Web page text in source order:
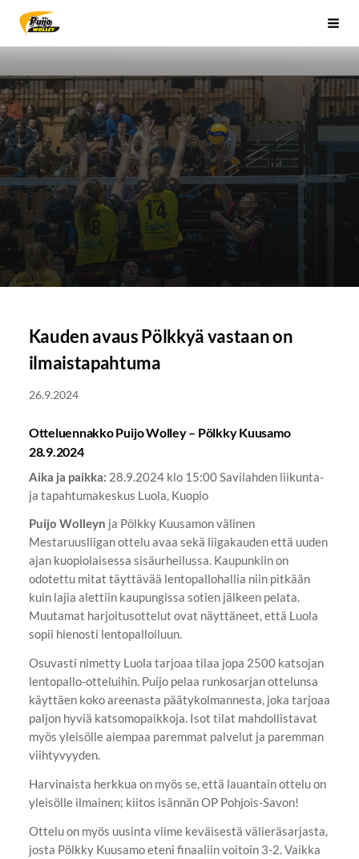
Siirry
sivun
Sivuston etusivulle
Kauden avaus Pölkkyä vastaan on
ilmaistapahtuma
26.9.2024
Otteluennakko Puijo Wolley – Pölkky Kuusamo
28.9.2024
Aika ja paikka: 28.9.2024 klo 15:00 Savilahden liikunta-
ja tapahtumakeskus Luola, Kuopio
Puijo Wolleyn ja Pölkky Kuusamon välinen
Mestaruusliigan ottelu avaa sekä liigakauden että uuden
ajan kuopiolaisessa sisäurheilussa. Kaupunkiin on
odotettu mitat täyttävää lentopallohallia niin pitkään
kuin lajia alettiin kaupungissa sotien jälkeen pelata.
Muutamat harjoitusottelut ovat näyttäneet, että Luola
sopii hienosti lentopalloiluun.
Osuvasti nimetty Luola tarjoaa tilaa jopa 2500 katsojan
lentopallo-otteluihin. Puijo pelaa runkosarjan ottelunsa
käyttäen koko areenasta päätykolmannesta, joka tarjoaa
paljon hyviä katsomopaikkoja. Isot tilat mahdollistavat
myös yleisölle aiempaa paremmat palvelut ja paremman
viihtyvyyden.
Harvinaista herkkua on myös se, että lauantain ottelu on
yleisölle ilmainen; kiitos isännän OP Pohjois-Savon!
Ottelu on myös uusinta viime keväisestä välieräsarjasta,
josta Pölkky Kuusamo eteni finaaliin voitoin 3-2. Vaikka